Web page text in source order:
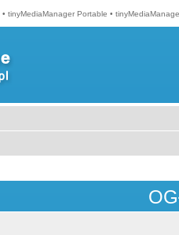
• tinyMediaManager Portable •